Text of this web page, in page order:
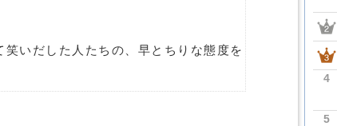
笑いだした人たちの、早とちりな態度を
4
5